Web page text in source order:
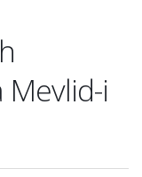
Mevlid-i